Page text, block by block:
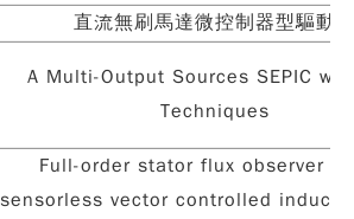
直流無刷馬達微控制器型驅動
A Multi-Output Sources SEPIC
Techniques
Full-order stator flux observer
sensorless vector controlled